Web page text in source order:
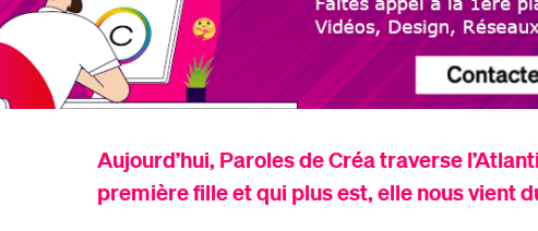
Aujourd’hui, Paroles de Créatraverse
première fille et qui plus est, elle nous vient